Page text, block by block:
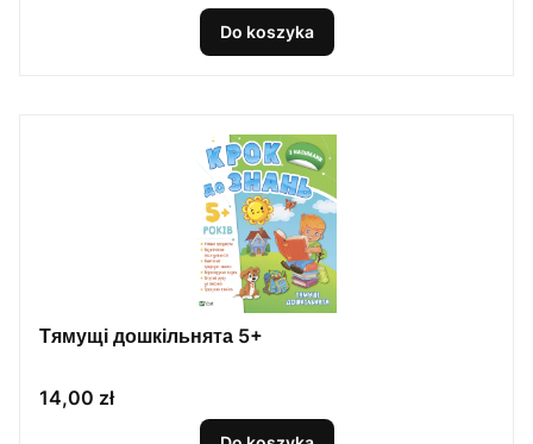
Do koszyka
Тямущі дошкільнята 5+
Cena
14,00 zł